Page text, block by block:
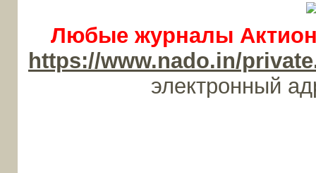
Любые журналы
https://www.nado.in/
электронный